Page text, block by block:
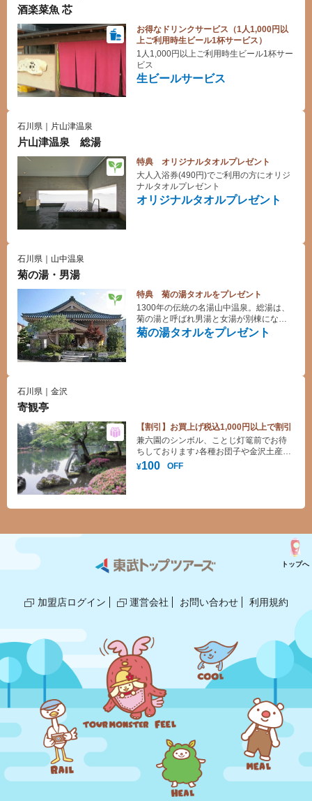
酒楽菜魚 芯
お得なドリンクサービス（1人1,000円以
上ご利用時生ビール1杯サービス）
生ビールサービス
1人1,000円以上ご利用時生ビール1杯サー
ビス
石川県｜片山津温泉
片山津温泉 総湯
特典 オリジナルタオルプレゼント
オリジナルタオルプレゼント
大人入浴券(490円)でご利用の方にオリジ
ナルタオルプレゼント
石川県｜山中温泉
菊の湯・男湯
特典 菊の湯タオルをプレゼント
菊の湯タオルをプレゼント
1300年の伝統の名湯山中温泉。総湯は、
菊の湯と呼ばれ男湯と女湯が別棟になっ
ており、向かい合わせて建っています。
女湯は、毎週土日祝に山中節四季の舞の
石川県｜金沢
寄観亭
【割引】お買上げ税込1,000円以上で割引
¥100 OFF
兼六園のシンボル、ことじ灯篭前でお待
ちしております♪各種お団子や金沢土産そ
ろってます！
加盟店ログイン 運営会社 お問い合わせ 利用規約
トップへ